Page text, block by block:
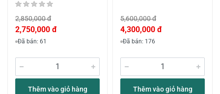
2,850,000 đ
2,750,000 đ
Đã bán: 61
Thêm vào giỏ hàng
5,600,000 đ
4,300,000 đ
Đã bán: 176
Thêm vào giỏ hàng